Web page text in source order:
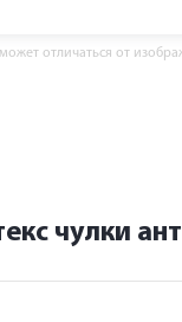
отличаться от
чулки